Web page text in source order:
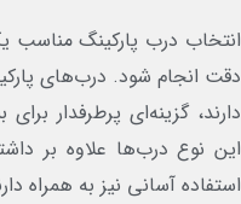
درب پارکینگ مناسب
انجام شود. درب‌های
گزینه‌ای پرطرفدار
نوع درب‌ها علاوه بر
آسانی نیز به همراه